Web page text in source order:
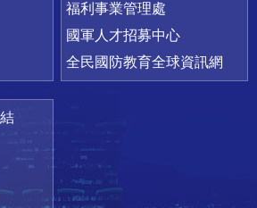
福利事業管理處
國軍人才招募中心
全民國防教育全球資訊網